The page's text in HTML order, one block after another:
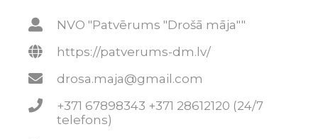
NVO "Patvērums "Drošā māja""
https://patverums-dm.lv/
drosa.maja@gmail.com
+371 67898343 +371 28612120 (24/7
telefons)